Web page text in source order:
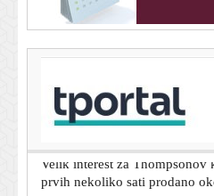
T-portal.hr
možete napraviti vlastitom
prvih nekoliko sati prodano